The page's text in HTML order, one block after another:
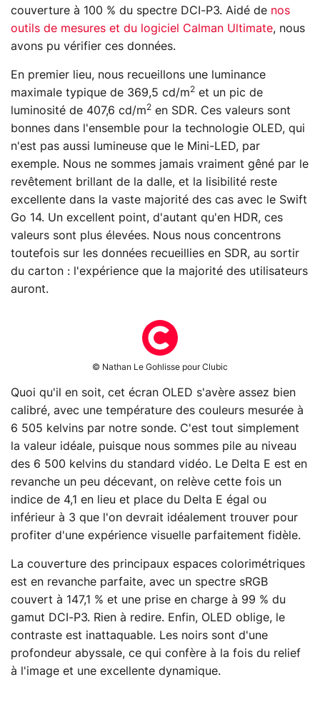
couverture à 100 % du spectre DCI-P3. Aidé de nos
outils de mesures et du logiciel Calman Ultimate, nous
avons pu vérifier ces données.
En premier lieu, nous recueillons une luminance
maximale typique de 369,5 cd/m2 et un pic de
luminosité de 407,6 cd/m2 en SDR. Ces valeurs sont
bonnes dans l'ensemble pour la technologie OLED, qui
n'est pas aussi lumineuse que le Mini-LED, par
exemple. Nous ne sommes jamais vraiment gêné par le
revêtement brillant de la dalle, et la lisibilité reste
excellente dans la vaste majorité des cas avec le Swift
Go 14. Un excellent point, d'autant qu'en HDR, ces
valeurs sont plus élevées. Nous nous concentrons
toutefois sur les données recueillies en SDR, au sortir
du carton : l'expérience que la majorité des utilisateurs
auront.
© Nathan Le Gohlisse pour Clubic
Quoi qu'il en soit, cet écran OLED s'avère assez bien
calibré, avec une température des couleurs mesurée à
6 505 kelvins par notre sonde. C'est tout simplement
la valeur idéale, puisque nous sommes pile au niveau
des 6 500 kelvins du standard vidéo. Le Delta E est en
revanche un peu décevant, on relève cette fois un
indice de 4,1 en lieu et place du Delta E égal ou
inférieur à 3 que l'on devrait idéalement trouver pour
profiter d'une expérience visuelle parfaitement fidèle.
La couverture des principaux espaces colorimétriques
est en revanche parfaite, avec un spectre sRGB
couvert à 147,1 % et une prise en charge à 99 % du
gamut DCI-P3. Rien à redire. Enfin, OLED oblige, le
contraste est inattaquable. Les noirs sont d'une
profondeur abyssale, ce qui confère à la fois du relief
à l'image et une excellente dynamique.